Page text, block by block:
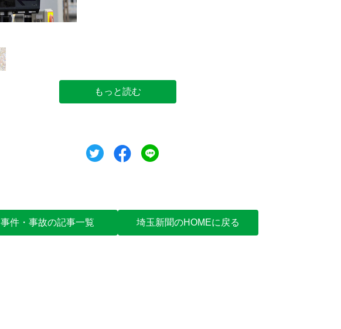
秩父市東町の周辺（国土
もっと読む
ツイートシェア
事件・事故の記事一覧 埼玉新聞のHOMEに戻る